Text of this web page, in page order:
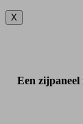
X
Een